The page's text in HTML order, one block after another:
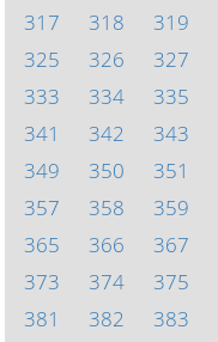
317
318 319
325
326 327
333
334 335
341
342 343
349
350 351
357
358 359
365
366 367
373
374 375
381
382 383